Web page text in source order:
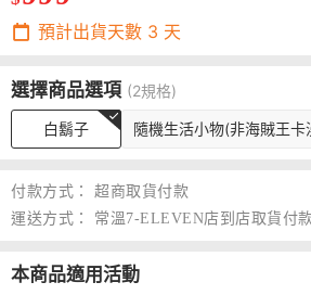
預計出貨天數 3 天
選擇商品選項 (2規格)
白鬍子 隨機生活小物(非海賊王卡
付款方式：
超商取貨付款
運送方式：
常溫7-ELEVEN店到店取貨付
本商品適用活動